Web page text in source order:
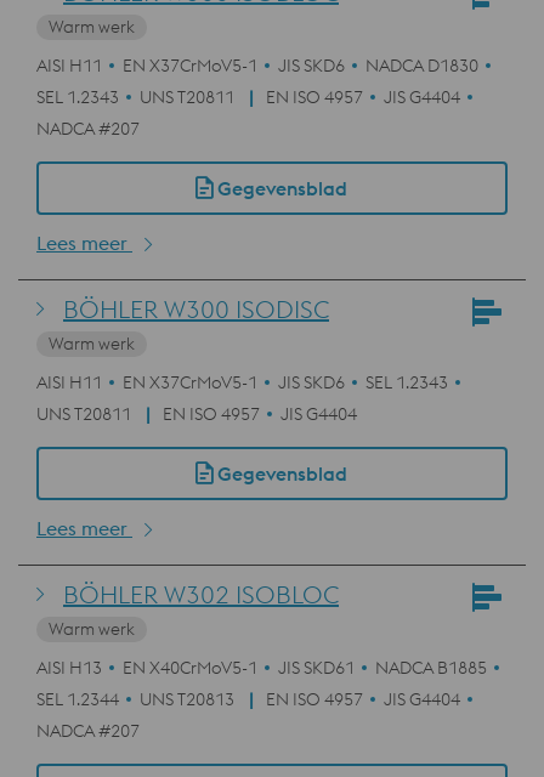
Warm werk
AISI H11
EN X37CrMoV5-1 JIS SKD6
NADCA D1830
SEL 1.2343
UNS T20811 EN ISO 4957
JIS G4404
NADCA #207
Gegevensblad
Lees meer
BÖHLER W300 ISODISC
Warm werk
AISI H11
EN X37CrMoV5-1 JIS SKD6
SEL 1.2343
UNS T20811
EN ISO 4957 JIS G4404
Gegevensblad
Lees meer
BÖHLER W302 ISOBLOC
Warm werk
AISI H13
EN X40CrMoV5-1 JIS SKD61
NADCA B1885
SEL 1.2344
UNS T20813 EN ISO 4957
JIS G4404
NADCA #207